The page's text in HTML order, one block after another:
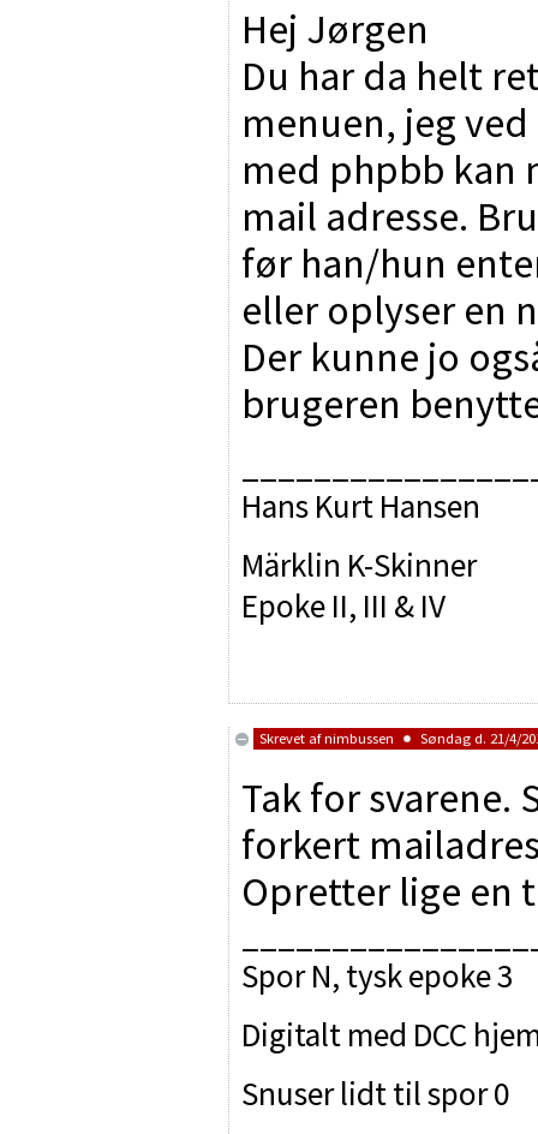
Hej Jørgen
Du har da helt
menuen, jeg
med phpbb kan
mail adresse.
før han/hun
eller oplyser en
Der kunne jo
brugeren
Hans Kurt Hansen
Märklin K-Skinner
Epoke II, III & IV
Skrevet afnimbussen Søndag d. 21/4/
Tak for svarene.
forkert
Opretter lige en
Spor N, tysk epoke 3
Digitalt med DCC
Snuser lidt til spor 0